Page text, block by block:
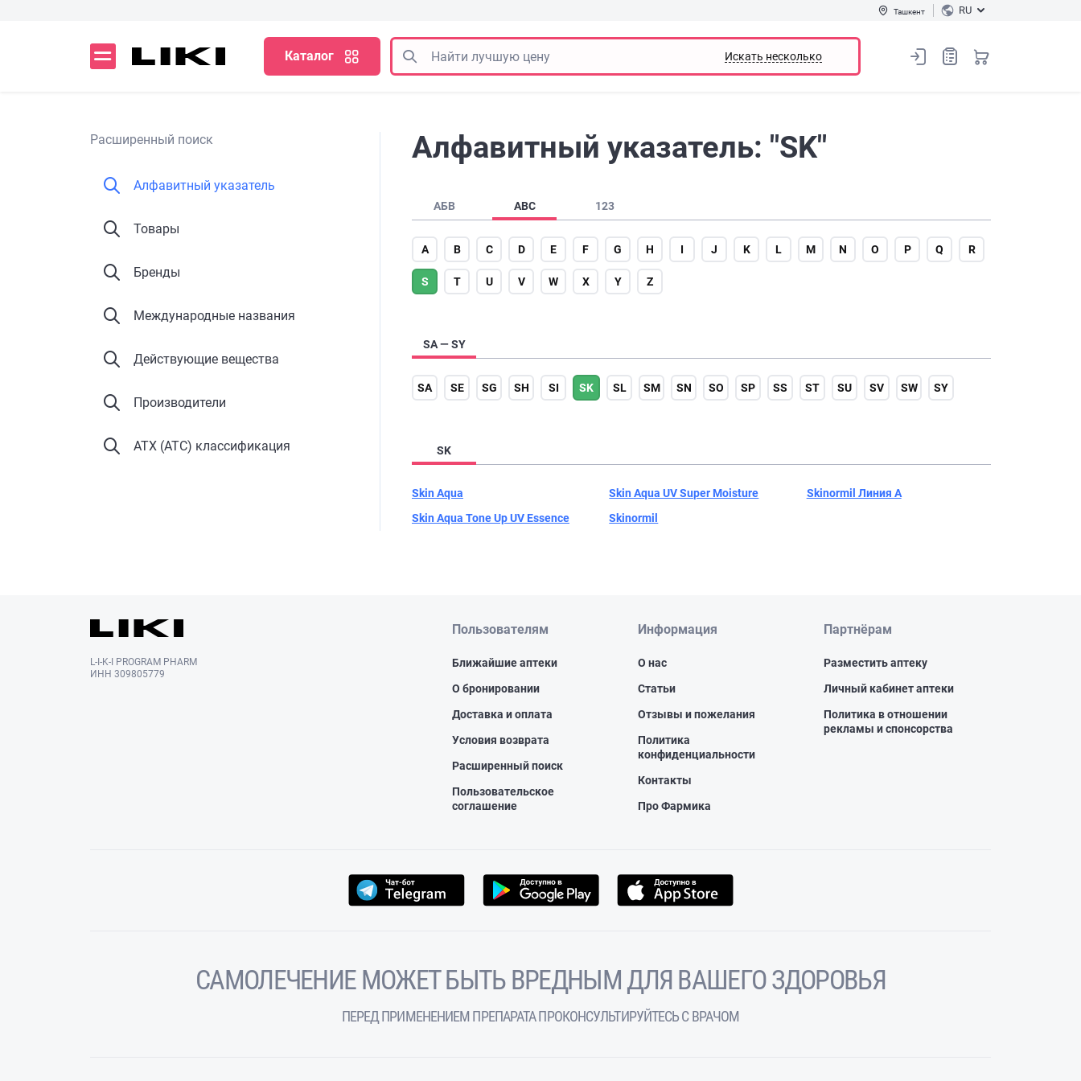
Ташкент RU
Каталог Искать несколько
Расширенный поиск
Алфавитный указатель
Товары
Бренды
Международные названия
Действующие вещества
Производители
АТХ (ATC) классификация
Алфавитный указатель: "SK"
АБВ ABC 123
A B C D E F G H I J K L M N O P Q R
S T U V W X Y Z
SA — SY
SA SE SG SH SI SK SL SM SN SO SP SS ST SU SV SW SY
SK
Skin Aqua
Skin Aqua Tone Up UV Essence
Skin Aqua UV Super Moisture
Skinormil
Skinormil Линия А
L-I-K-I PROGRAM PHARM
ИНН 309805779
Пользователям
Ближайшие аптеки
О бронировании
Доставка и оплата
Условия возврата
Расширенный поиск
Пользовательское
соглашение
Информация
О нас
Статьи
Отзывы и пожелания
Политика
конфиденциальности
Контакты
Про Фармика
Партнёрам
Разместить аптеку
Личный кабинет аптеки
Политика в отношении
рекламы и спонсорства
САМОЛЕЧЕНИЕ МОЖЕТ БЫТЬ ВРЕДНЫМ ДЛЯ ВАШЕГО ЗДОРОВЬЯ
ПЕРЕД ПРИМЕНЕНИЕМ ПРЕПАРАТА ПРОКОНСУЛЬТИРУЙТЕСЬ С ВРАЧОМ